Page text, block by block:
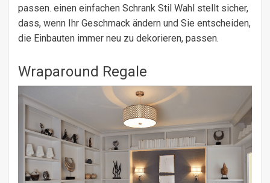
passen. einen einfachen Schrank Stil Wahl stellt sicher,
dass, wenn Ihr Geschmack ändern und Sie entscheiden,
die Einbauten immer neu zu dekorieren, passen.
Wraparound Regale